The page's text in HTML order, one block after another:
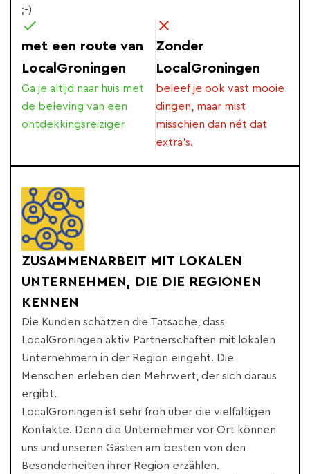
;-)
met een route van
LocalGroningen
Ga je altijd naar huis met
de beleving van een
ontdekkingsreiziger
Zonder
LocalGroningen
beleef je ook vast mooie
dingen, maar mist
misschien dan nét dat
extra's.
ZUSAMMENARBEIT MIT LOKALEN
UNTERNEHMEN, DIE DIE REGIONEN
KENNEN
Die Kunden schätzen die Tatsache, dass
LocalGroningen aktiv Partnerschaften mit lokalen
Unternehmern in der Region eingeht. Die
Menschen erleben den Mehrwert, der sich daraus
ergibt.
LocalGroningen ist sehr froh über die vielfältigen
Kontakte. Denn die Unternehmer vor Ort können
uns und unseren Gästen am besten von den
Besonderheiten ihrer Region erzählen.